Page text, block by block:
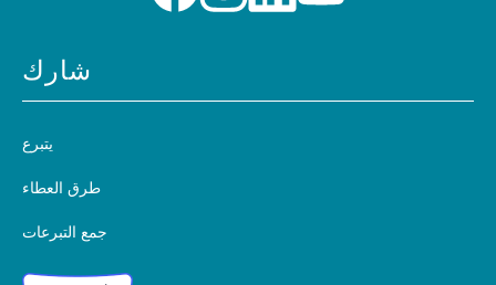
شارك
يتبرع
طرق العطاء
جمع التبرعات